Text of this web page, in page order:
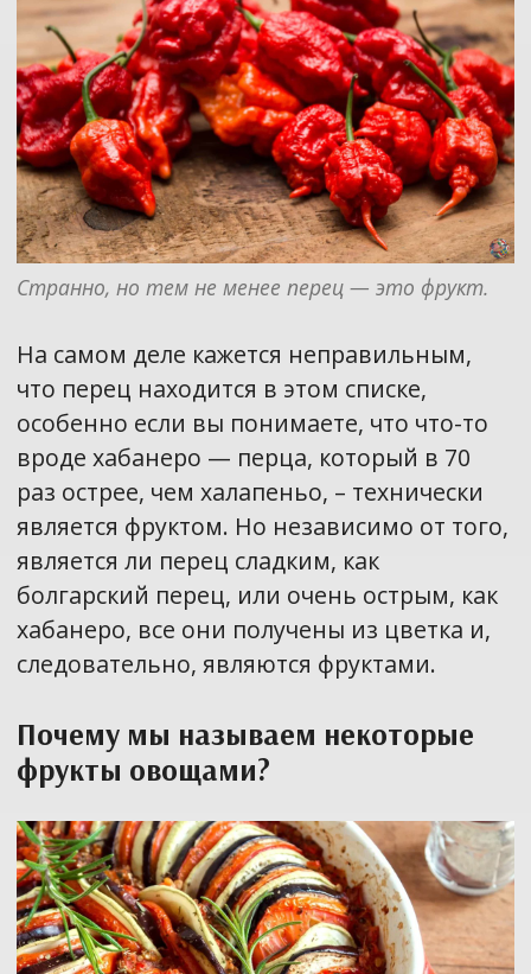
Странно, но тем не менее перец — это фрукт.
На самом деле кажется неправильным,
что перец находится в этом списке,
особенно если вы понимаете, что что-то
вроде хабанеро — перца, который в 70
раз острее, чем халапеньо, – технически
является фруктом. Но независимо от того,
является ли перец сладким, как
болгарский перец, или очень острым, как
хабанеро, все они получены из цветка и,
следовательно, являются фруктами.
Почему мы называем некоторые
фрукты овощами?